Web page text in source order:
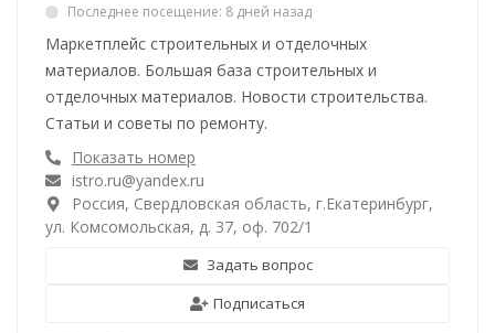
Последнее посещение: 8 дней назад
Маркетплейс строительных и отделочных
материалов. Большая база строительных и
отделочных материалов. Новости строительства.
Статьи и советы по ремонту.
Показать номер
istro.ru@yandex.ru
Россия, Свердловская область, г.Екатеринбург,
ул. Комсомольская, д. 37, оф. 702/1
Задать вопрос
Подписаться